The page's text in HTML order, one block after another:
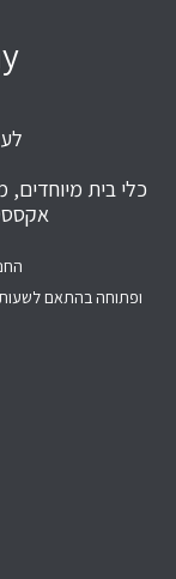
כלי בית מיוחדים,